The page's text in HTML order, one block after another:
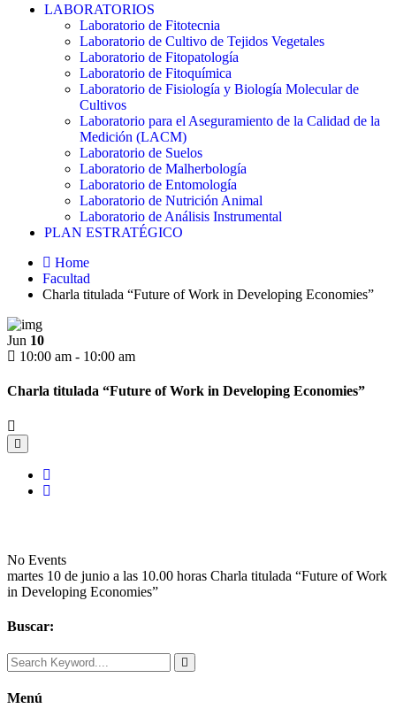
LABORATORIOS
Laboratorio de Fitotecnia
Laboratorio de Cultivo de Tejidos Vegetales
Laboratorio de Fitopatología
Laboratorio de Fitoquímica
Laboratorio de Fisiología y Biología Molecular de
Cultivos
Laboratorio para el Aseguramiento de la Calidad de la
Medición (LACM)
Laboratorio de Suelos
Laboratorio de Malherbología
Laboratorio de Entomología
Laboratorio de Nutrición Animal
Laboratorio de Análisis Instrumental
PLAN ESTRATÉGICO
Home
Facultad
Charla titulada “Future of Work in Developing Economies”
Jun 10
10:00 am - 10:00 am
Charla titulada “Future of Work in Developing Economies”
No Events
martes 10 de junio a las 10.00 horas Charla titulada “Future of Work
in Developing Economies”
Buscar:
Menú